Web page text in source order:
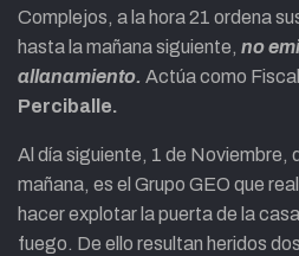
Complejos, a la hora 21 ordena
hasta la mañana siguiente, no
allanamiento. Actúa como Fiscal
Perciballe.
Al día siguiente, 1 de Noviembre,
mañana, es el Grupo GEO que
hacer explotar la puerta de la
fuego. De ello resultan heridos